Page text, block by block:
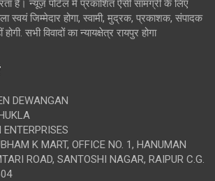
है। न्यूज़ पोर्टल में प्रकाशित ऐसी सामग्री के लिए
स्वयं जिम्मेदार होगा, स्वामी, मुद्रक, प्रकाशक, संपादक
सभी विवादों का न्यायक्षेत्र रायपुर होगा
DEWANGAN
K MART, OFFICE NO. 1, HANUMAN
ROAD, SANTOSHI NAGAR, RAIPUR C.G.